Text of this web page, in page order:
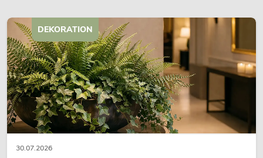
30.07.2026
DEKORATION